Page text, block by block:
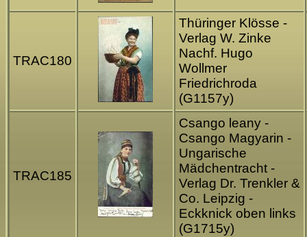
TRAC180
Thüringer Klösse -
Verlag W. Zinke
Nachf. Hugo
Wollmer
Friedrichroda
(G1157y)
TRAC185
Csango leany -
Csango Magyarin -
Ungarische
Mädchentracht -
Verlag Dr. Trenkler &
Co. Leipzig -
Eckknick oben links
(G1715y)